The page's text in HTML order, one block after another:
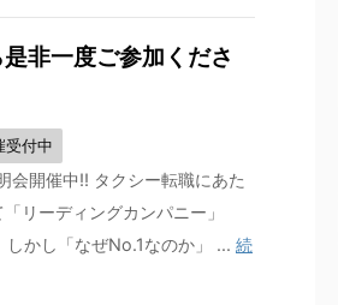
非一度ご参加くださ
受付中
会開催中!! タクシー転職にあた
リーディングカンパニー」
かし「なぜNo.1なのか」 ... 続